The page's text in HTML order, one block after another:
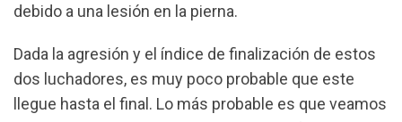
debido a una lesión en la pierna.
Dada la agresión y el índice de finalización de estos
dos luchadores, es muy poco probable que este
llegue hasta el final. Lo más probable es que veamos